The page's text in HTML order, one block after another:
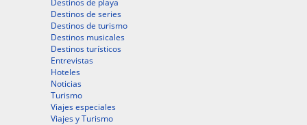
Destinos de playa
Destinos de series
Destinos de turismo
Destinos musicales
Destinos turísticos
Entrevistas
Hoteles
Noticias
Turismo
Viajes especiales
Viajes y Turismo